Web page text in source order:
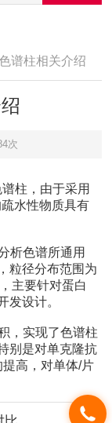
谱柱相关介绍
次
柱，由于采用
水性物质具有
析色谱所通用
粒径分布范围为
主要针对蛋白
发设计。
，实现了色谱柱
别是对单克隆抗
高，对单体/片